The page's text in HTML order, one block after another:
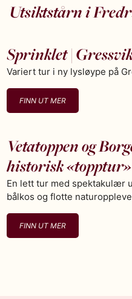
Utsiktstårn i
Sprinklet |
Variert tur i ny lysløype på
FINN UT MER
Vetatoppen og
historisk
En lett tur med spektakulær
bålkos og flotte
FINN UT MER